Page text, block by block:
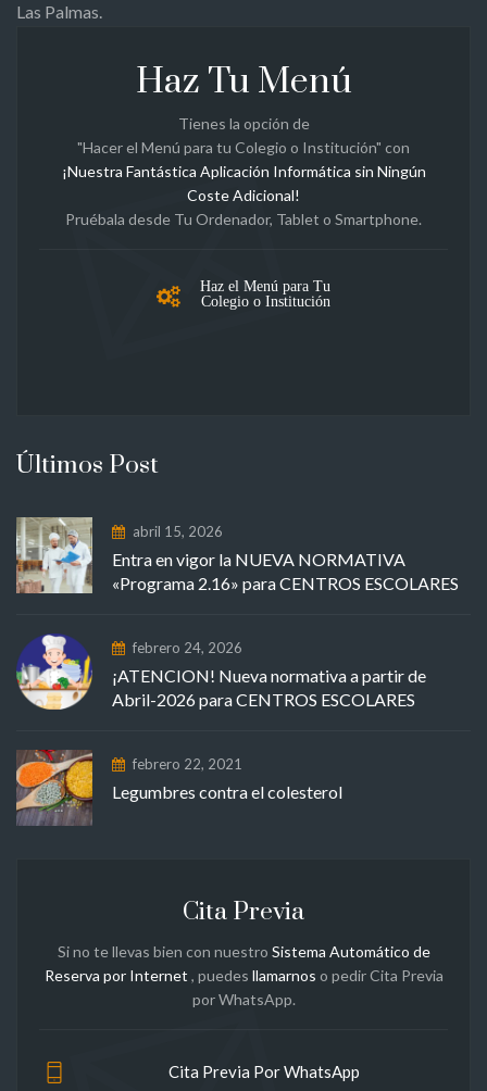
Las Palmas.
Haz Tu Menú
Tienes la opción de
"Hacer el Menú para tu Colegio o Institución" con
¡Nuestra Fantástica Aplicación Informática sin Ningún
Coste Adicional!
Pruébala desde Tu Ordenador, Tablet o Smartphone.
Haz el Menú para Tu
Colegio o Institución
Últimos Post
abril 15, 2026
Entra en vigor la NUEVA NORMATIVA
«Programa 2.16» para CENTROS ESCOLARES
febrero 24, 2026
¡ATENCION! Nueva normativa a partir de
Abril-2026 para CENTROS ESCOLARES
febrero 22, 2021
Legumbres contra el colesterol
Cita Previa
Si no te llevas bien con nuestro Sistema Automático de
Reserva por Internet , puedes llamarnos o pedir Cita Previa
por WhatsApp.
Cita Previa Por WhatsApp